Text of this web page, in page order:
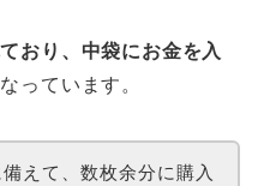
おり、中袋にお金を入
っています。
えて、数枚余分に購入